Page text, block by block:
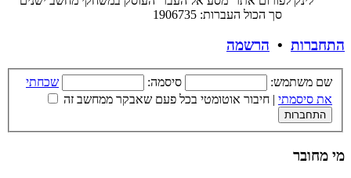
סך הכול העברות: 1906735
התחברות • הרשמה
שם משתמש: סיסמה:
שכחתי
את סיסמתי | חיבור אוטומטי בכל פעם שאבקר ממחשב זה
מי מחובר